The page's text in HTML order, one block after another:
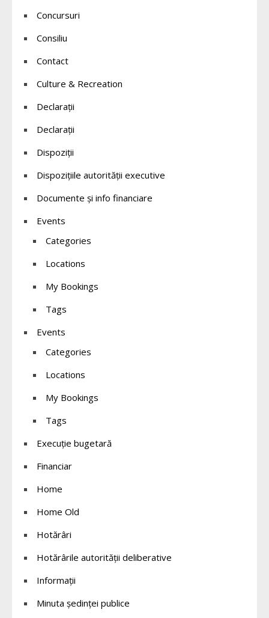
Concursuri
Consiliu
Contact
Culture & Recreation
Declaraţii
Declarații
Dispoziții
Dispozițiile autorității executive
Documente și info financiare
Events
Categories
Locations
My Bookings
Tags
Events
Categories
Locations
My Bookings
Tags
Execuție bugetară
Financiar
Home
Home Old
Hotărâri
Hotărârile autorității deliberative
Informații
Minuta ședinței publice